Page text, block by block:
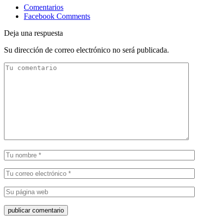
Comentarios
Facebook Comments
Deja una respuesta
Su dirección de correo electrónico no será publicada.